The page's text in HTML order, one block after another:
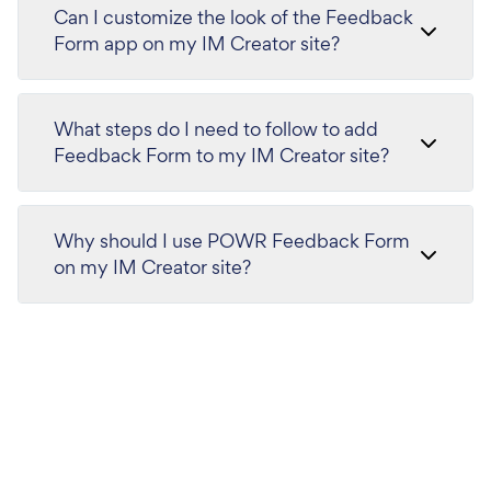
Can I customize the look of the Feedback
Form app on my IM Creator site?
What steps do I need to follow to add
Feedback Form to my IM Creator site?
Why should I use POWR Feedback Form
on my IM Creator site?